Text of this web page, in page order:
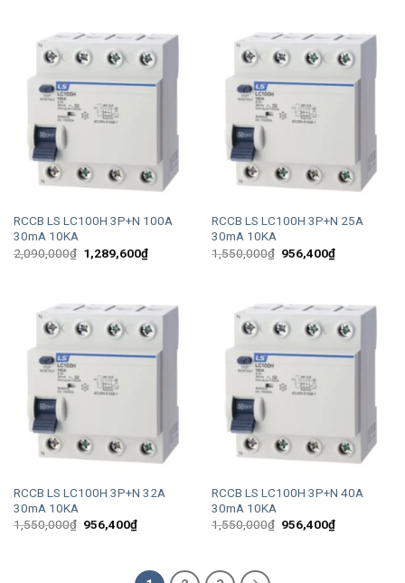
RCCB LS LC100H 3P+N 100A
30mA 10KA
2,090,000₫ Giá
gốc
1,289,600₫Giá
hiện
RCCB LS LC100H 3P+N 25A
30mA 10KA
1,550,000₫ Giá
956,400₫Giá
hiện
RCCB LS LC100H 3P+N 32A
30mA 10KA
1,550,000₫ Giá
956,400₫Giá
hiện
956,400₫.
RCCB LS LC100H 3P+N 40A
30mA 10KA
1,550,000₫ Giá
956,400₫Giá
hiện